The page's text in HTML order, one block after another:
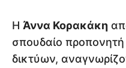
Η Άννα Κορακάκη
σπουδαίο
δικτύων,